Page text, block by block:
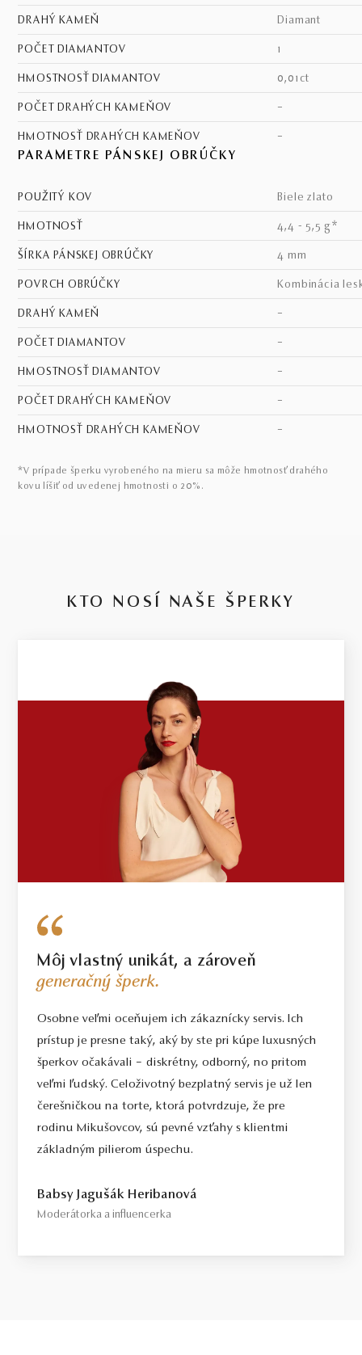
DRAHÝ KAMEŇ diamant
POČET DIAMANTOV 1
HMOSTNOSŤ DIAMANTOV 0,01ct
POČET DRAHÝCH KAMEŇOV –
HMOTNOSŤ DRAHÝCH KAMEŇOV –
PARAMETRE PÁNSKEJ OBRÚČKY
POUŽITÝ KOV biele zlato
HMOTNOSŤ 4,4 - 5,5 g*
ŠÍRKA PÁNSKEJ OBRÚČKY 4 mm
POVRCH OBRÚČKY kombinácia
DRAHÝ KAMEŇ –
POČET DIAMANTOV –
HMOSTNOSŤ DIAMANTOV –
POČET DRAHÝCH KAMEŇOV –
HMOTNOSŤ DRAHÝCH KAMEŇOV –
*V prípade šperku vyrobeného na mieru sa môže hmotnosť drahého
kovu líšiť od uvedenej hmotnosti o 20%.
KTO NOSÍ NAŠE ŠPERKY
Môj vlastný unikát, a zároveň
generačný šperk.
Osobne veľmi oceňujem ich zákaznícky servis. Ich
prístup je presne taký, aký by ste pri kúpe luxusných
šperkov očakávali – diskrétny, odborný, no pritom
veľmi ľudský. Celoživotný bezplatný servis je už len
čerešničkou na torte, ktorá potvrdzuje, že pre
rodinu Mikušovcov, sú pevné vzťahy s klientmi
základným pilierom úspechu.
Babsy Jagušák Heribanová
Moderátorka a influencerka